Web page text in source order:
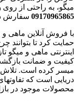
میگو، به راحتی از روی
09170965865 سفارش
با فروش آنلاین ماهی
حمایت کرد تا بتوانند
اینترنتی ماهی و
کیفیت و ضمانت
میسر کرده است. تلاش
دریایی است که
محصولات موجود در